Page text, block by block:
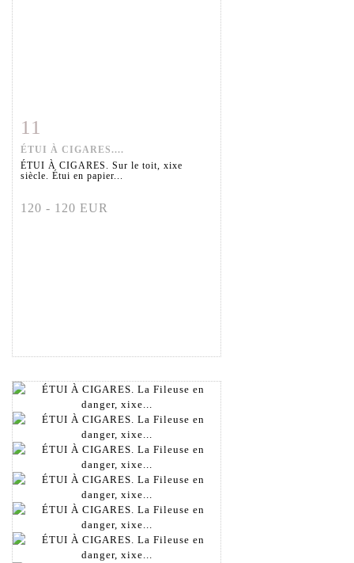
Fiche détaillée
11
ÉTUI À CIGARES....
ÉTUI À CIGARES. Sur le toit, xixe
siècle. Étui en papier...
120 - 120 EUR